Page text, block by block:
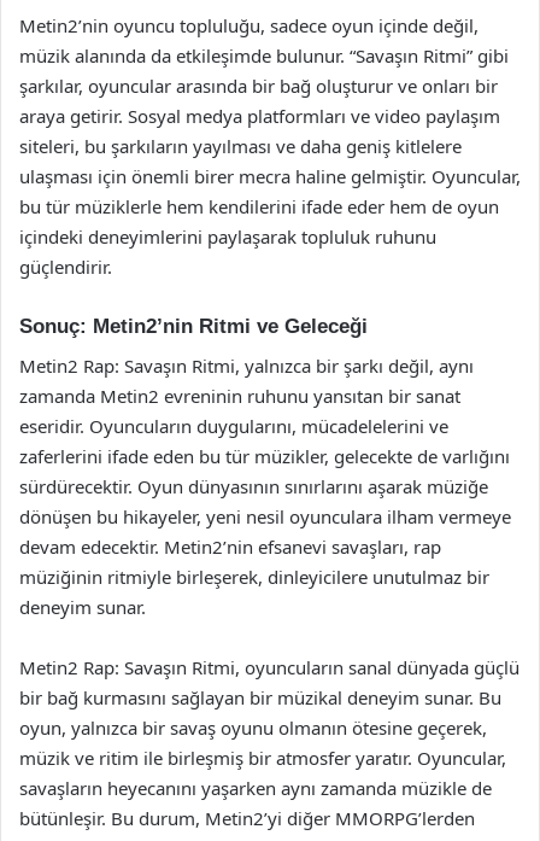
Metin2’nin oyuncu topluluğu, sadece oyun içinde değil,
müzik alanında da etkileşimde bulunur. “Savaşın Ritmi” gibi
şarkılar, oyuncular arasında bir bağ oluşturur ve onları bir
araya getirir. Sosyal medya platformları ve video paylaşım
siteleri, bu şarkıların yayılması ve daha geniş kitlelere
ulaşması için önemli birer mecra haline gelmiştir. Oyuncular,
bu tür müziklerle hem kendilerini ifade eder hem de oyun
içindeki deneyimlerini paylaşarak topluluk ruhunu
güçlendirir.
Sonuç: Metin2’nin Ritmi ve Geleceği
Metin2 Rap: Savaşın Ritmi, yalnızca bir şarkı değil, aynı
zamanda Metin2 evreninin ruhunu yansıtan bir sanat
eseridir. Oyuncuların duygularını, mücadelelerini ve
zaferlerini ifade eden bu tür müzikler, gelecekte de varlığını
sürdürecektir. Oyun dünyasının sınırlarını aşarak müziğe
dönüşen bu hikayeler, yeni nesil oyunculara ilham vermeye
devam edecektir. Metin2’nin efsanevi savaşları, rap
müziğinin ritmiyle birleşerek, dinleyicilere unutulmaz bir
deneyim sunar.
Metin2 Rap: Savaşın Ritmi, oyuncuların sanal dünyada güçlü
bir bağ kurmasını sağlayan bir müzikal deneyim sunar. Bu
oyun, yalnızca bir savaş oyunu olmanın ötesine geçerek,
müzik ve ritim ile birleşmiş bir atmosfer yaratır. Oyuncular,
savaşların heyecanını yaşarken aynı zamanda müzikle de
bütünleşir. Bu durum, Metin2’yi diğer MMORPG’lerden